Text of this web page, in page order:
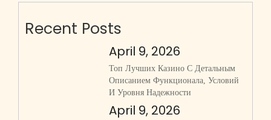
Recent Posts
April 9, 2026
Топ Лучших Казино С Детальным
Описанием Функционала, Условий
И Уровня Надежности
April 9, 2026